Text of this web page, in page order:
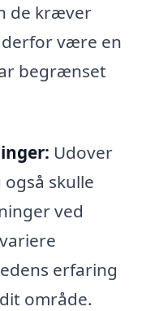
de kræver
derfor være en
begrænset
Udover
skulle
ved
erfaring
område.